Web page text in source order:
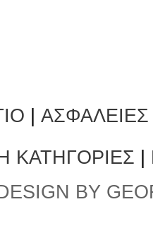
ΚΑΤΗΓΟΡΙΕΣ
BY